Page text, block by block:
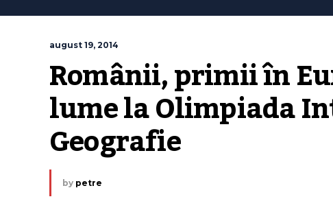
august 19, 2014
Românii, primii în
lume la Olimpiada
Geografie
by petre